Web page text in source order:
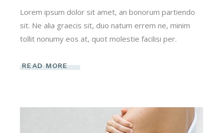
Lorem ipsum dolor sit amet, an bonorum partiendo
sit. Ne alia graecis sit, duo natum errem ne, minim
tollit nonumy eos at, quot molestie facilisi per.
READ MORE